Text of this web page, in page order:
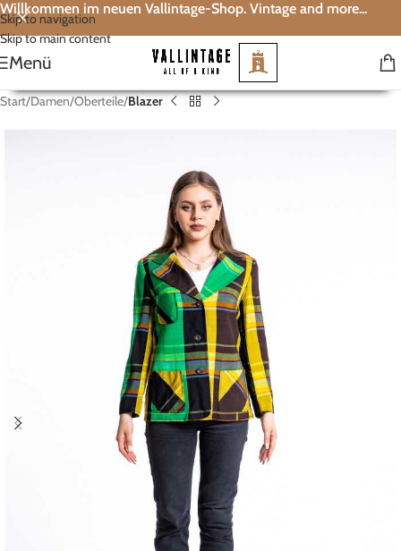
Skip to navigation
Skip to main content
Willkommen im neuen Vallintage-Shop. Vintage and more...
Menü
Start Damen Oberteile Blazer